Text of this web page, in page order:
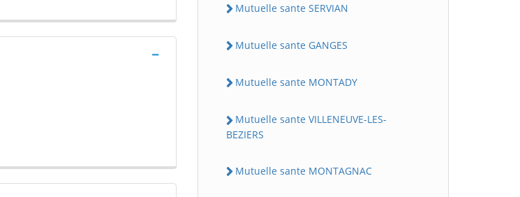
Mutuelle sante SERVIAN
Mutuelle sante GANGES
Mutuelle sante MONTADY
Mutuelle sante VILLENEUVE-LES-
BEZIERS
Mutuelle sante MONTAGNAC